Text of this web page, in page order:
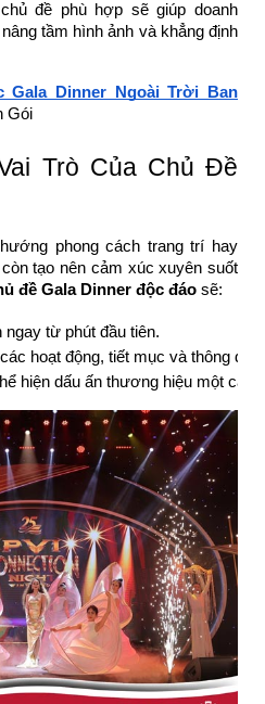
đề phù hợp sẽ giúp doanh
tầm hình ảnh và khẳng định
Gala Dinner Ngoài Trời Ban
Gói
Trò Của Chủ Đề
phong cách trang trí hay
tạo nên cảm xúc xuyên suốt
đề Gala Dinner độc đáo sẽ:
từ phút đầu tiên.
hoạt động, tiết mục và thông
hiện dấu ấn thương hiệu một